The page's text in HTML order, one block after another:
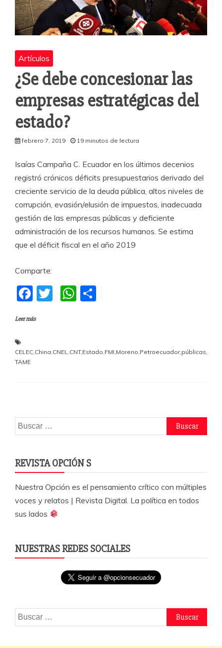
Artículos
¿Se debe concesionar las
empresas estratégicas del
estado?
febrero 7, 2019 19 minutos de lectura
Isaías Campaña C. Ecuador en los últimos decenios
registró crónicos déficits presupuestarios derivado del
creciente servicio de la deuda pública, altos niveles de
corrupción, evasión/elusión de impuestos, inadecuada
gestión de las empresas públicas y deficiente
administración de los recursos humanos. Se estima
que el déficit fiscal en el año 2019
Comparte:
F
c
b
T
W
A a
Leer más
CELEC,China,CNEL,CNT,Estado,FMI,Moreno,Petroecuador,públicas,
TAME
Buscar:
REVISTA OPCIÓN S
Nuestra Opción es el pensamiento crítico con múltiples
voces y relatos | Revista Digital. La política en todos
sus lados
NUESTRAS REDES SOCIALES
Buscar: